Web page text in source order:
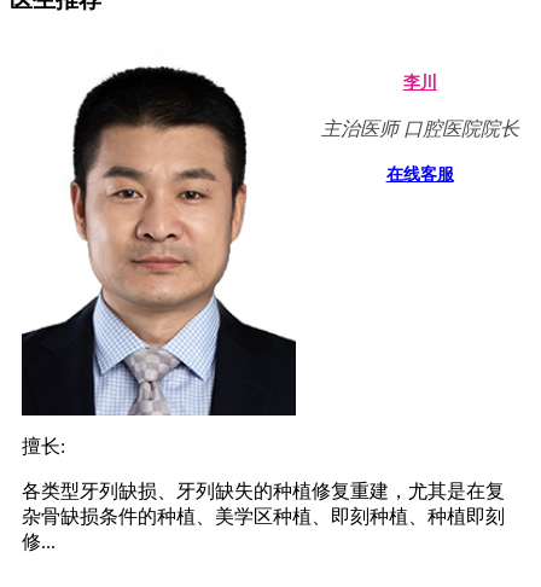
李川
主治医师 口腔医院院长
在线客服
擅长:
各类型牙列缺损、牙列缺失的种植修复重建，尤其是在复
杂骨缺损条件的种植、美学区种植、即刻种植、种植即刻
修...